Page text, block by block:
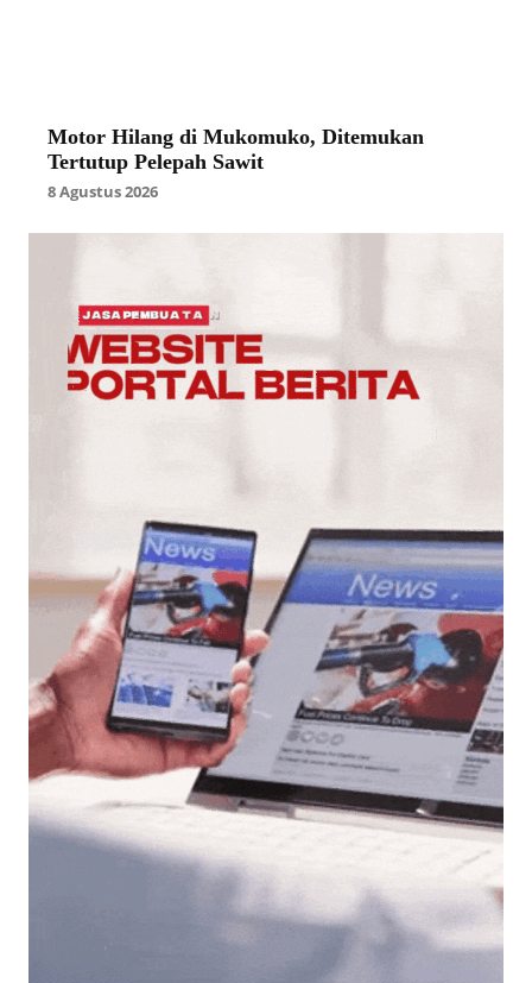
Motor Hilang di Mukomuko, Ditemukan
Tertutup Pelepah Sawit
8 Agustus 2026